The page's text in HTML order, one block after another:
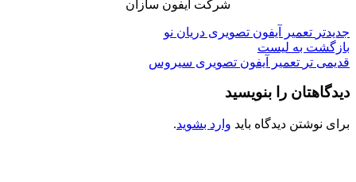
شرکت ایفون سازان
جدیدتر تعمیر آیفون تصویری دریان نو
بازگشت به لیست
قدیمی تر تعمیر آیفون تصویری سیروس
دیدگاهتان را بنویسید
برای نوشتن دیدگاه باید وارد بشوید.